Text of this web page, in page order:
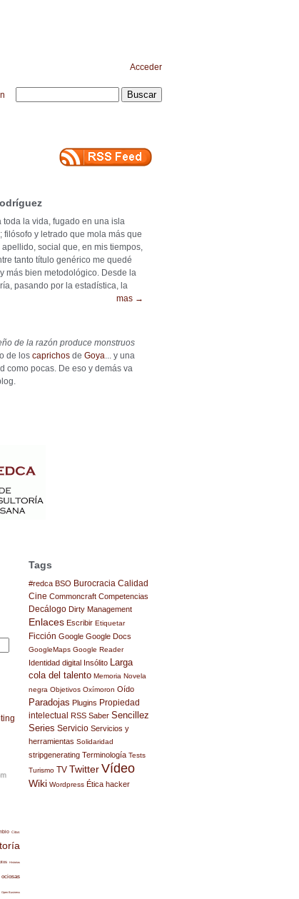
Acceder
toda la vida, fugado en una isla
filósofo y letrado que mola más que
social que, en mis tiempos,
tanto título genérico me quedé
más bien metodológico. Desde la
pasando por la estadística, la
mas →
de la razón produce monstruos
de los caprichos de Goya... y una
como pocas. De eso y demás va
Citas
Historias
ociosas
Open Business
Tags
#redca BSO Burocracia Calidad
Cine Commoncraft Competencias
Decálogo Dirty Management
Enlaces Escribir Etiquetar
Ficción Google Google Docs
GoogleMaps Google Reader
Identidad digital Insólito Larga
cola del talento Memoria Novela
negra Objetivos Oxímoron Oído
Paradojas Plugins Propiedad
intelectual
RSS Saber Sencillez
Series Servicio Servicios y
herramientas Solidaridad
stripgenerating Terminología Tests
Turismo TV Twitter Vídeo
Wiki Wordpress Ética hacker